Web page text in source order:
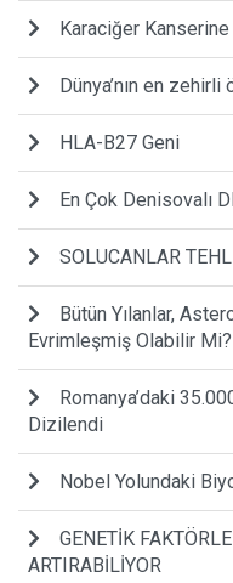
Karaciğer Kanserine
Dünya’nın en
HLA-B27 Geni
En Çok Denisovalı
SOLUCANLAR
Bütün Yılanlar,
Evrimleşmiş Olabilir Mi?
Romanya’daki
Dizilendi
Nobel Yolundaki
GENETİK
ARTIRABİLİYOR